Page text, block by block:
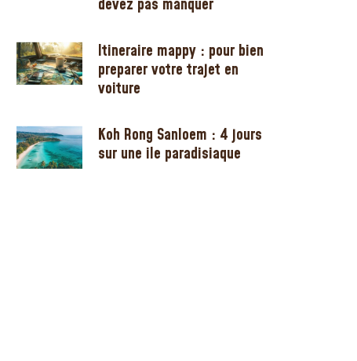
devez pas manquer
Itineraire mappy : pour bien
preparer votre trajet en
voiture
Koh Rong Sanloem : 4 jours
sur une ile paradisiaque